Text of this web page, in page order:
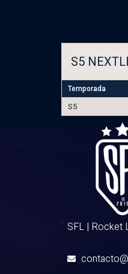
S5
Temporada
S5
SFL | Rocket